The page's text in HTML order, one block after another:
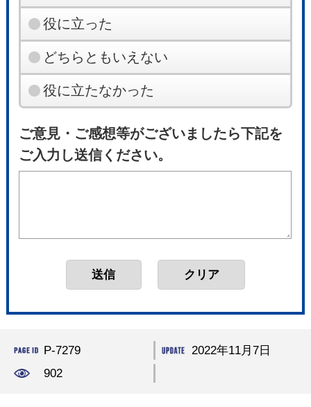
役に立った
どちらともいえない
役に立たなかった
ご意見・ご感想等がございましたら下記を
ご入力し送信ください。
P-7279
2022年11月7日
902